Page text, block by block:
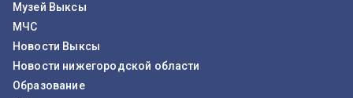
Музей Выксы
МЧС
Новости Выксы
Новости нижегородской области
Образование